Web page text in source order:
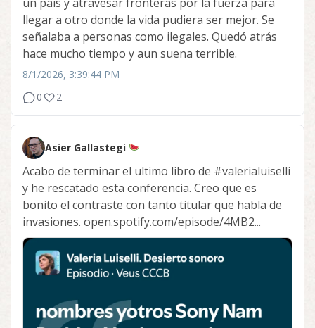
llegar a otro donde la vida pudiera ser mejor. Se
señalaba a personas como ilegales. Quedó atrás
hace mucho tiempo y aun suena terrible.
8/1/2026, 3:39:44 PM
0
2
Asier Gallastegi
Acabo de terminar el ultimo libro de #valerialuiselli
y he rescatado esta conferencia. Creo que es
bonito el contraste con tanto titular que habla de
invasiones. open.spotify.com/episode/4MB2...